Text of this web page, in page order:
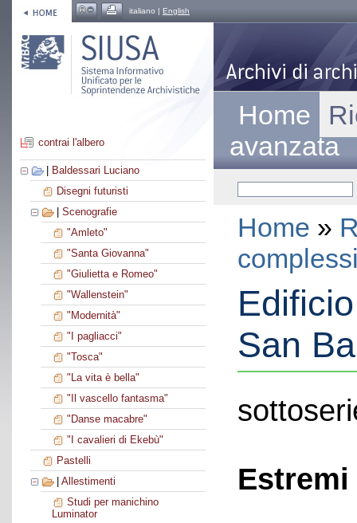
italiano | English
contrai l'albero
Baldessari Luciano
Disegni futuristi
Scenografie
"Amleto"
"Santa Giovanna"
"Giulietta e Romeo"
"Wallenstein"
"Modernità"
"I pagliacci"
"Tosca"
"La vita è bella"
"Il vascello fantasma"
"Danse macabre"
"I cavalieri di Ekebù"
Pastelli
Allestimenti
Studi per manichino
Luminator
Home
avanzata
Home »
San